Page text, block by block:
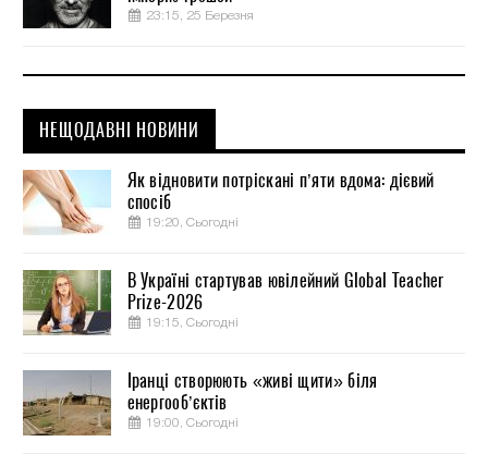
23:15, 25 Березня
НЕЩОДАВНІ НОВИНИ
Як відновити потріскані п’яти вдома: дієвий
спосіб
19:20, Сьогодні
В Україні стартував ювілейний Global Teacher
Prize-2026
19:15, Сьогодні
Іранці створюють «живі щити» біля
енергооб’єктів
19:00, Сьогодні